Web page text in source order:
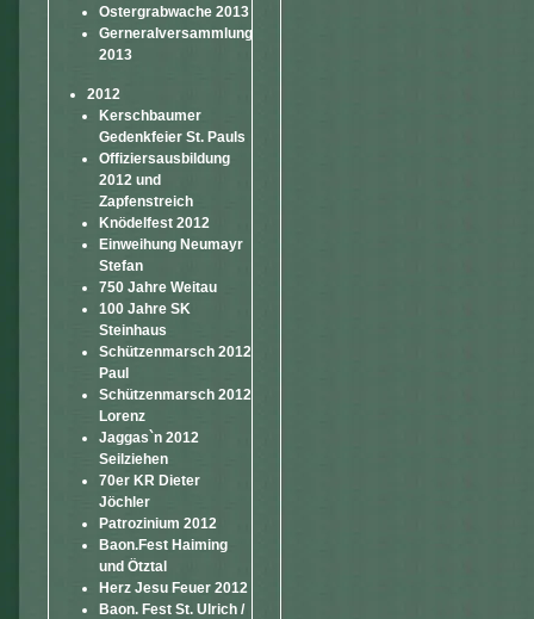
Ostergrabwache 2013
Gerneralversammlung
2013
2012
Kerschbaumer
Gedenkfeier St. Pauls
Offiziersausbildung
2012 und
Zapfenstreich
Knödelfest 2012
Einweihung Neumayr
Stefan
750 Jahre Weitau
100 Jahre SK
Steinhaus
Schützenmarsch 2012
Paul
Schützenmarsch 2012
Lorenz
Jaggas`n 2012
Seilziehen
70er KR Dieter
Jöchler
Patrozinium 2012
Baon.Fest Haiming
und Ötztal
Herz Jesu Feuer 2012
Baon. Fest St. Ulrich /